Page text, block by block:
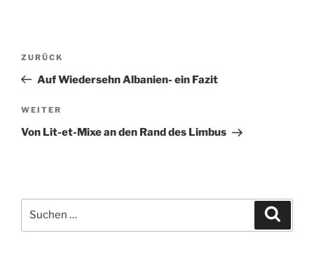
Beitragsnavigation
Vorheriger
Beitrag
ZURÜCK
Auf Wiedersehn Albanien- ein Fazit
Nächster
Beitrag
WEITER
Von Lit-et-Mixe an den Rand des Limbus
nach: